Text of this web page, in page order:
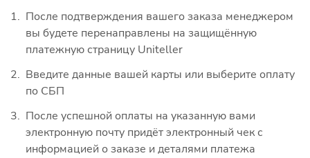
После подтверждения вашего заказа менеджером
вы будете перенаправлены на защищённую
платежную страницу Uniteller
Введите данные вашей карты или выберите оплату
по СБП
После успешной оплаты на указанную вами
электронную почту придёт электронный чек с
информацией о заказе и деталями платежа